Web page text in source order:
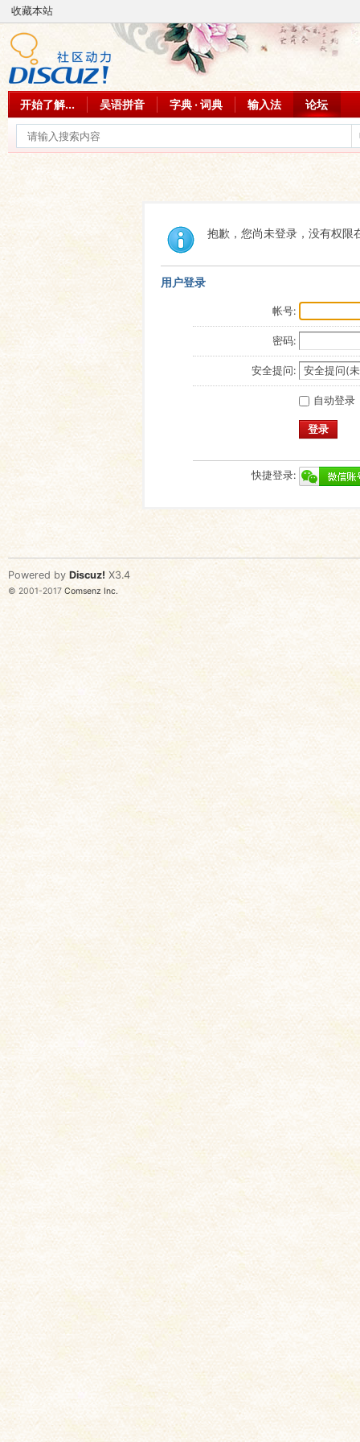
收藏本站
开始了解... 吴语拼音 字典 · 词典 输入法 论坛
抱歉，您尚未登录，没有权限
用户登录
帐号:
密码:
安全提问:
自动登录
登录
快捷登录:
Powered by Discuz! X3.4
© 2001-2017 Comsenz Inc.